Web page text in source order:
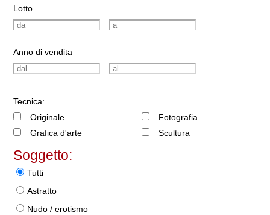
Lotto
Anno di vendita
Tecnica:
Originale
Grafica d'arte
Fotografia
Scultura
Soggetto:
Tutti
Astratto
Nudo / erotismo